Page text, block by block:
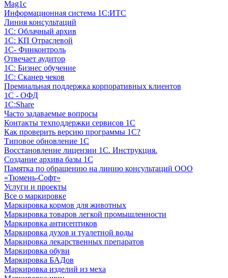
Mag1c
Информационная система 1С:ИТС
Линия консультаций
1С: Облачный архив
1С: КП Отраслевой
1С- Финконтроль
Отвечает аудитор
1С: Бизнес обучение
1С: Сканер чеков
Премиальная поддержка корпоративных клиентов
1С - ОФД
1С:Share
Часто задаваемые вопросы
Контакты техподдержки сервисов 1С
Как проверить версию программы 1С?
Типовое обновление 1С
Восстановление лицензии 1С. Инструкция.
Создание архива базы 1С
Памятка по обращению на линию консультаций ООО
«Тюмень-Софт»
Услуги и проекты
Все о маркировке
Маркировка кормов для животных
Маркировка товаров легкой промышленности
Маркировка антисептиков
Маркировка духов и туалетной воды
Маркировка лекарственных препаратов
Маркировка обуви
Маркировка БАДов
Маркировка изделий из меха